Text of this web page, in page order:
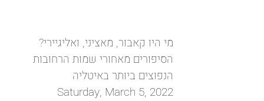
מי היו קאבור, מאציני, ואליגיירי?
הסיפורים מאחורי שמות הרחובות
הנפוצים ביותר ‏באיטליה ‏
Saturday, March 5, 2022